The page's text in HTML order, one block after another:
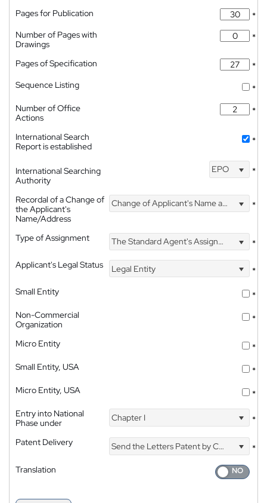
Pages for Publication
*
Number of Pages with
Drawings
*
Pages of Specification
*
Sequence Listing
*
Number of Office
Actions
*
International Search
Report is established
*
International Searching
Authority
EPO *
Recordal of a Change of
the Applicant's
Name/Address
Change of Applicant's Name and Address *
Type of Assignment The Standard Agent's Assignment
*
Applicant's Legal Status
Legal Entity
*
Small Entity
*
Non-Commercial
Organization
*
Micro Entity
*
Small Entity, USA
*
Micro Entity, USA
*
Entry into National
Phase under
Chapter I *
Patent Delivery Send the Letters Patent by Courier
*
Translation